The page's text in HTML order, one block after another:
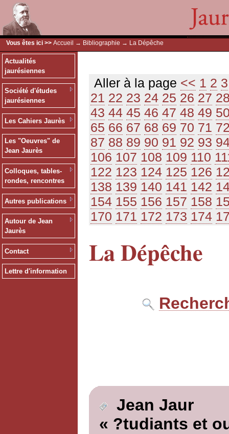
Vous êtes ici >> Accueil → Bibliographie → La Dépêche
Actualités
jaurésiennes
Société d'études
jaurésiennes
Les Cahiers Jaurès
Les "Oeuvres" de
Jean Jaurès
Colloques, tables-
rondes, rencontres
Autres publications
Autour de Jean
Jaurès
Contact
Lettre d'information
Aller à la page << 1 2 3
21 22 23 24 25 26 27
43 44 45 46 47 48 49
65 66 67 68 69 70 71
87 88 89 90 91 92 93
106 107 108 109 110
122 123 124 125 126
138 139 140 141 142
154 155 156 157 158
170 171 172 173 174
La Dépêche
Jean Jaur
« ?tudiants et